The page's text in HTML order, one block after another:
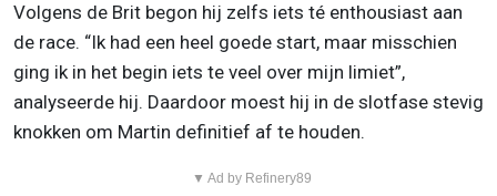
Volgens de Brit begon hij zelfs iets té enthousiast aan
de race. “Ik had een heel goede start, maar misschien
ging ik in het begin iets te veel over mijn limiet”,
analyseerde hij. Daardoor moest hij in de slotfase stevig
knokken om Martin definitief af te houden.
▼ Ad by Refinery89